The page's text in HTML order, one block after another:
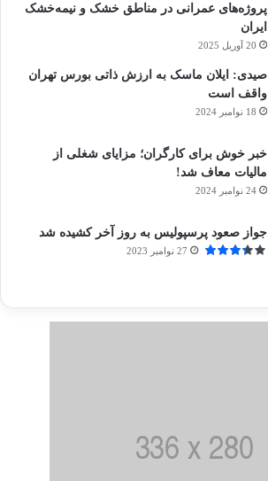
پروژه‌های عمرانی در مناطق خشک و نیمه‌خشک
ایران
20 آوریل 2025
صیدی: ایلان ماسک به ارزش ذاتی بورس تهران
واقف است
18 نوامبر 2024
خبر خوش برای کارگران؛ مزایای شغلی از
مالیات معاف شد!
24 نوامبر 2024
جواز صعود پرسپولیس به روز آخر کشیده شد
27 نوامبر 2023